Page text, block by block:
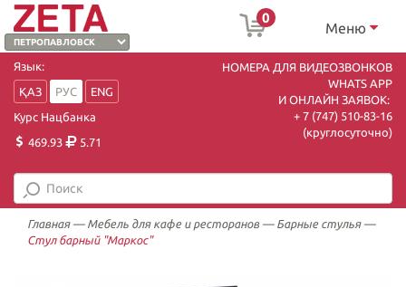
0
Меню
Язык:
ҚАЗ
РУС
ENG
Курс Нацбанка
469.93
5.71
НОМЕРА ДЛЯ ВИДЕОЗВОНКОВ
WHATS APP
И ОНЛАЙН ЗАЯВОК:
+ 7 (747) 510-83-16
(круглосуточно)
Главная— Мебель для кафе и ресторанов — Барные стулья—
Стул барный "Маркос"